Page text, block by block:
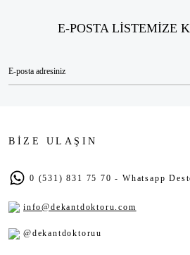
E-POSTA LİSTEMİZE
BİZE ULAŞIN
0 (531) 831 75 70 - Whatsapp
info@dekantdoktoru.com
@dekantdoktoruu